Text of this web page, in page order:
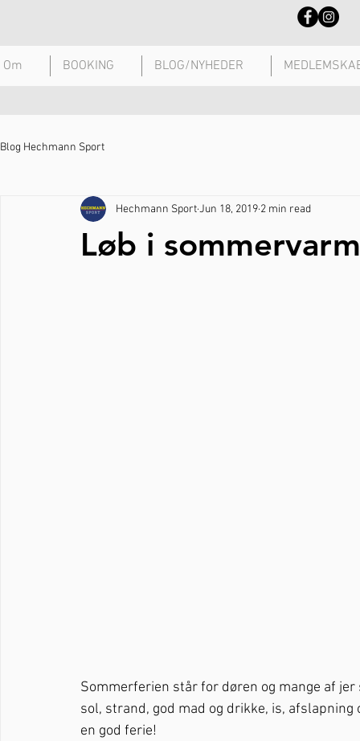
Om BOOKING BLOG/NYHEDER
Blog Hechmann Sport
Løb i
Hechmann SportJun 18, 2019 2 min read
Sommerferien står for døren og mange af
sol, strand, god mad og drikke, is,
en god ferie!